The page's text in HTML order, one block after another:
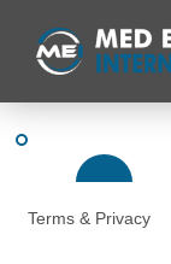
Terms & Privacy